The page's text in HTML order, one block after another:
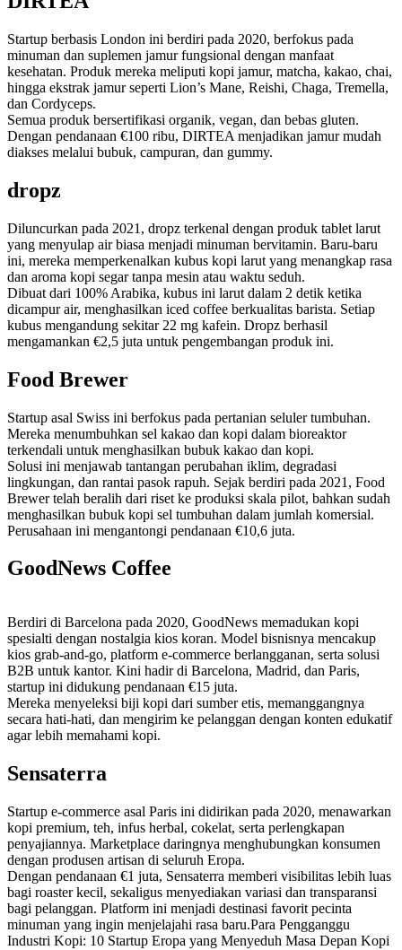
Startup berbasis London ini berdiri pada 2020, berfokus pada
minuman dan suplemen jamur fungsional dengan manfaat
kesehatan. Produk mereka meliputi kopi jamur, matcha, kakao, chai,
hingga ekstrak jamur seperti Lion’s Mane, Reishi, Chaga, Tremella,
dan Cordyceps.
Semua produk bersertifikasi organik, vegan, dan bebas gluten.
Dengan pendanaan €100 ribu, DIRTEA menjadikan jamur mudah
diakses melalui bubuk, campuran, dan gummy.
dropz
Diluncurkan pada 2021, dropz terkenal dengan produk tablet larut
yang menyulap air biasa menjadi minuman bervitamin. Baru-baru
ini, mereka memperkenalkan kubus kopi larut yang menangkap rasa
dan aroma kopi segar tanpa mesin atau waktu seduh.
Dibuat dari 100% Arabika, kubus ini larut dalam 2 detik ketika
dicampur air, menghasilkan iced coffee berkualitas barista. Setiap
kubus mengandung sekitar 22 mg kafein. Dropz berhasil
mengamankan €2,5 juta untuk pengembangan produk ini.
Food Brewer
Startup asal Swiss ini berfokus pada pertanian seluler tumbuhan.
Mereka menumbuhkan sel kakao dan kopi dalam bioreaktor
terkendali untuk menghasilkan bubuk kakao dan kopi.
Solusi ini menjawab tantangan perubahan iklim, degradasi
lingkungan, dan rantai pasok rapuh. Sejak berdiri pada 2021, Food
Brewer telah beralih dari riset ke produksi skala pilot, bahkan sudah
menghasilkan bubuk kopi sel tumbuhan dalam jumlah komersial.
Perusahaan ini mengantongi pendanaan €10,6 juta.
GoodNews Coffee
Berdiri di Barcelona pada 2020, GoodNews memadukan kopi
spesialti dengan nostalgia kios koran. Model bisnisnya mencakup
kios grab-and-go, platform e-commerce berlangganan, serta solusi
B2B untuk kantor. Kini hadir di Barcelona, Madrid, dan Paris,
startup ini didukung pendanaan €15 juta.
Mereka menyeleksi biji kopi dari sumber etis, memanggangnya
secara hati-hati, dan mengirim ke pelanggan dengan konten edukatif
agar lebih memahami kopi.
Sensaterra
Startup e-commerce asal Paris ini didirikan pada 2020, menawarkan
kopi premium, teh, infus herbal, cokelat, serta perlengkapan
penyajiannya. Marketplace daringnya menghubungkan konsumen
dengan produsen artisan di seluruh Eropa.
Dengan pendanaan €1 juta, Sensaterra memberi visibilitas lebih luas
bagi roaster kecil, sekaligus menyediakan variasi dan transparansi
bagi pelanggan. Platform ini menjadi destinasi favorit pecinta
minuman yang ingin menjelajahi rasa baru.Para Pengganggu
Industri Kopi: 10 Startup Eropa yang Menyeduh Masa Depan Kopi